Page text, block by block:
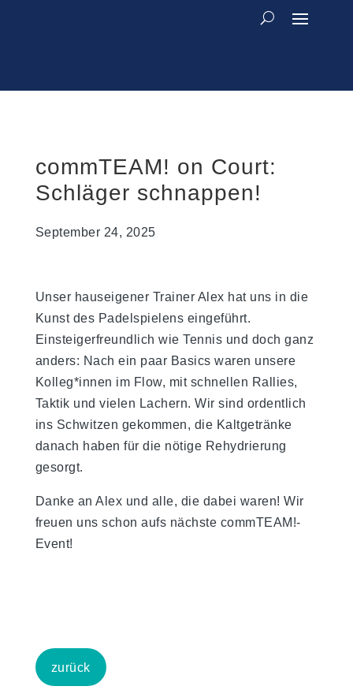
commTEAM! on Court:
Schläger schnappen!
September 24, 2025
Unser hauseigener Trainer Alex hat uns in die
Kunst des Padelspielens eingeführt.
Einsteigerfreundlich wie Tennis und doch ganz
anders: Nach ein paar Basics waren unsere
Kolleg*innen im Flow, mit schnellen Rallies,
Taktik und vielen Lachern. Wir sind ordentlich
ins Schwitzen gekommen, die Kaltgetränke
danach haben für die nötige Rehydrierung
gesorgt.
Danke an Alex und alle, die dabei waren! Wir
freuen uns schon aufs nächste commTEAM!-
Event!
zurück